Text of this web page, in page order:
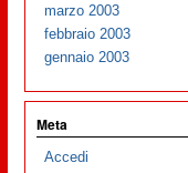
marzo 2003
febbraio 2003
gennaio 2003
Meta
Accedi